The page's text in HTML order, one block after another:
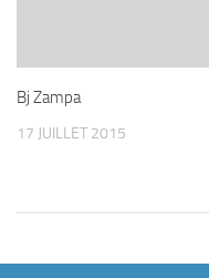
Bj Zampa
17 JUILLET 2015